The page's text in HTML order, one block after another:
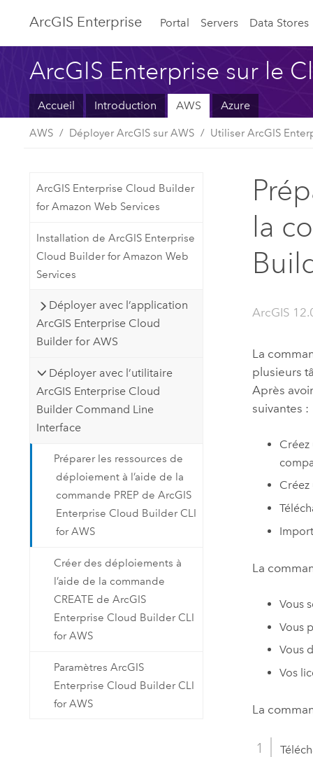
ArcGIS Enterprise Portal Servers Data Stores
ArcGIS Enterprise sur le
Accueil Introduction AWS Azure
AWS Déployer ArcGIS sur AWS Utiliser ArcGIS
ArcGIS Enterprise Cloud Builder
for Amazon Web Services
Installation de ArcGIS Enterprise
Cloud Builder for Amazon Web
Services
Déployer avec l’application
ArcGIS Enterprise Cloud
Builder for AWS
Déployer avec l’utilitaire
ArcGIS Enterprise Cloud
Builder Command Line
Interface
Préparer les ressources de
déploiement à l’aide de la
commande PREP de ArcGIS
Enterprise Cloud Builder CLI
for AWS
Créer des déploiements à
l’aide de la commande
CREATE de ArcGIS
Enterprise Cloud Builder CLI
for AWS
Paramètres ArcGIS
Enterprise Cloud Builder CLI
for AWS
la
ArcGIS
La
plusieurs
Après
suivantes :
Créez
La
Vous
Vous
Vous
Vos
La